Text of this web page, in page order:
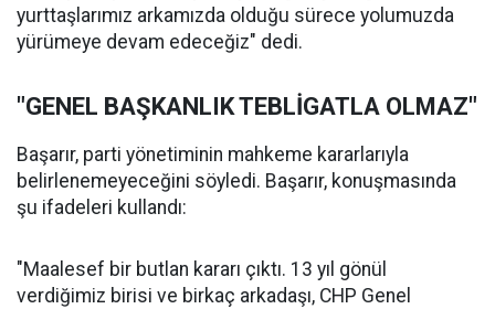
yurttaşlarımız arkamızda olduğu sürece yolumuzda
yürümeye devam edeceğiz" dedi.
"GENEL BAŞKANLIK TEBLİGATLA OLMAZ"
Başarır, parti yönetiminin mahkeme kararlarıyla
belirlenemeyeceğini söyledi. Başarır, konuşmasında
şu ifadeleri kullandı:
"Maalesef bir butlan kararı çıktı. 13 yıl gönül
verdiğimiz birisi ve birkaç arkadaşı, CHP Genel